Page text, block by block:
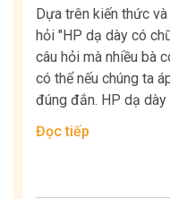
Dựa trên kiến thức
hỏi "HP dạ dày có
câu hỏi mà nhiều bà
có thể nếu chúng ta
đúng đắn. HP dạ dày
Đọc tiếp